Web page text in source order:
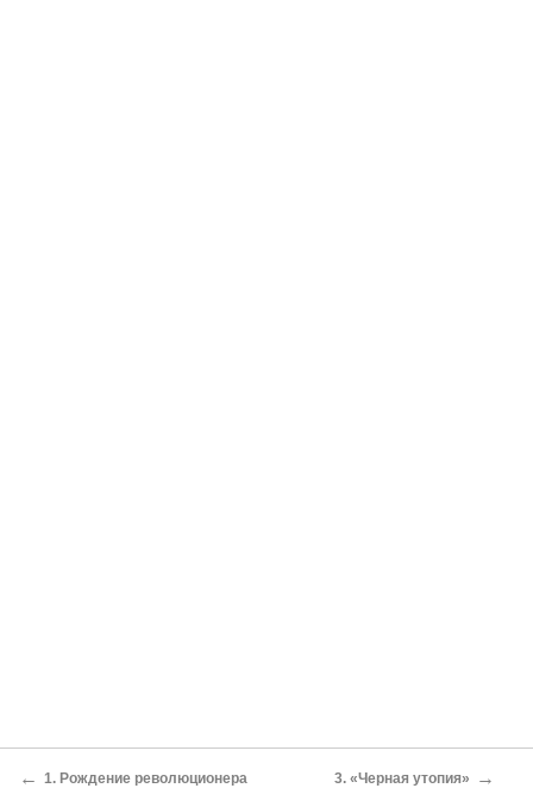
← 1. Рождение революционера 3. «Черная утопия» →